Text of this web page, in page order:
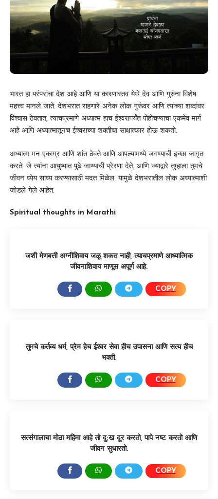
भारत हा परंपरांचा देश आहे आणि या कारणास्तव येथे देव आणि गुरुंना विशेष
महत्त्व मानले जाते. देशभरात राहणारे अनेक लोक गुरूंवर आणि त्यांच्या शब्दांवर
विश्वास ठेवतात, त्याचप्रमाणे अध्यात्म हाच ईश्वरापर्यंत पोहोचण्याचा एकमेव मार्ग
आहे आणि अध्यात्मातूनच ईश्वराच्या शक्तीचा साक्षात्कार होऊ शकतो.
अध्यात्म मन एकाग्र आणि शांत ठेवते आणि आपल्यामध्ये जगण्याची इच्छा जागृत
करते. जे त्यांना आयुष्यात पुढे जाण्याची प्रेरणा देते. आणि ज्याद्वारे तुम्हाला तुमचे
जीवन ध्येय साध्य करण्यासाठी मदत मिळेल. यामुळे देशभरातील लोक अध्यात्माशी
जोडले गेले आहेत.
Spiritual thoughts in Marathi
जशी मेणबत्ती अग्नीशिवाय जळू शकत नाही, त्याचप्रमाणे आध्यात्मिक
जीवनाशिवाय माणूस अपूर्ण आहे.
COPY
तुमचे कर्तव्य धर्म, प्रेम हेच ईश्वर सेवा हीच उपासना आणि सत्य हीच
भक्ती.
COPY
सत्संगालाचा मोठा महिमा आहे तो दु:ख दूर करतो, पापे नष्ट करतो आणि
जीवन सुधारतो.
COPY